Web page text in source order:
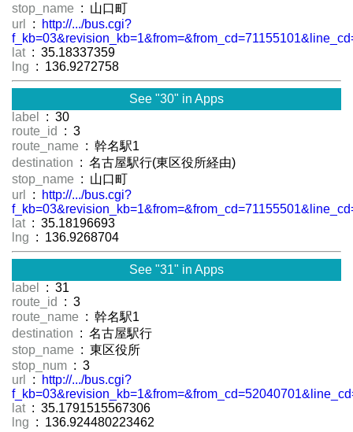
stop_name : 山口町
url
:
http://.../bus.cgi?
lat : 35.18337359
lng : 136.9272758
See "30" in Apps
label
: 30
route_id
: 3
route_name : 幹名駅1
destination : 名古屋駅行(東区役所経由)
stop_name : 山口町
url
:
http://.../bus.cgi?
lat : 35.18196693
lng : 136.9268704
See "31" in Apps
label
: 31
route_id
: 3
route_name : 幹名駅1
destination : 名古屋駅行
stop_name : 東区役所
stop_num : 3
url
:
http://.../bus.cgi?
lat : 35.1791515567306
lng : 136.924480223462